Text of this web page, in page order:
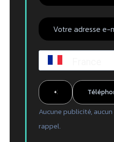
Aucune publicité,
rappel.